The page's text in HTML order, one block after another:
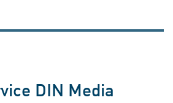
DIN Media